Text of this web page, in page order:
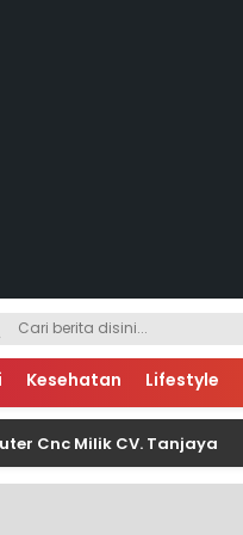
Kesehatan Lifestyle
Milik CV. Tanjaya